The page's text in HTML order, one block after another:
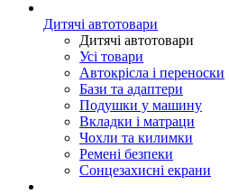
Дитячі автотовари
Дитячі автотовари
Усі товари
Автокрісла і переноски
Бази та адаптери
Подушки у машину
Вкладки і матраци
Чохли та килимки
Ремені безпеки
Сонцезахисні екрани